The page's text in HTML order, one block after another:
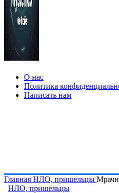
О нас
Политика
Написать нам
Главная НЛО, пришельцы
НЛО, пришельцы